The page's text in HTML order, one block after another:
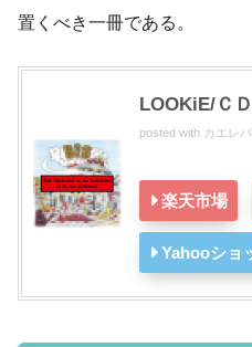
置くべき一冊である。
LOOKiE/Ｃ
posted with カエレバ
楽天市場
Yahooショ